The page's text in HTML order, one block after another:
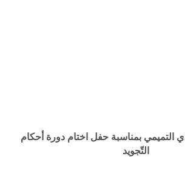
التميمي بمناسبة حفل اختام دورة أحكام
التّجويد